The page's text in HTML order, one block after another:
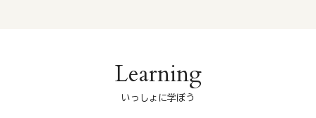
Learning
いっしょに学ぼう